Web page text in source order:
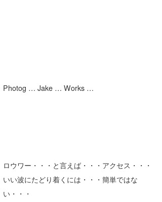
Photog … Jake … Works …
ロウワー・・・と言えば・・・アクセス・・・
いい波にたどり着くには・・・簡単ではな
い・・・